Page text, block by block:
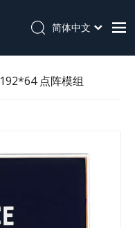
简体中文
192*64 点阵模组